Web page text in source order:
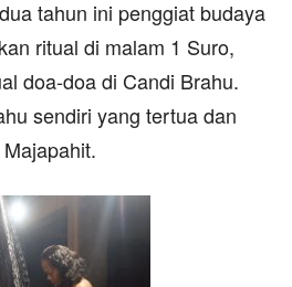
tahun ini penggiat budaya
ritual di malam 1 Suro,
doa-doa di Candi Brahu.
sendiri yang tertua dan